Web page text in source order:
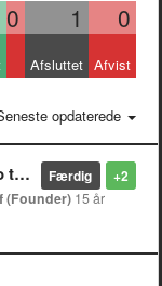
0 1 0
Afsluttet Afvist
opdaterede
+2
Færdig
(Founder) 15 år